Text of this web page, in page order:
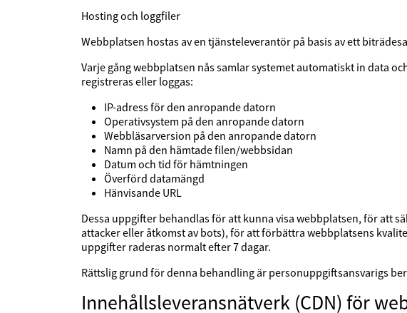
Hosting och loggfiler
Webbplatsen hostas av en tjänsteleverantör på basis av ett
Varje gång webbplatsen nås samlar systemet automatiskt in data
registreras eller loggas:
IP-adress för den anropande datorn
Operativsystem på den anropande datorn
Webbläsarversion på den anropande datorn
Namn på den hämtade filen/webbsidan
Datum och tid för hämtningen
Överförd datamängd
Hänvisande URL
Dessa uppgifter behandlas för att kunna visa webbplatsen, för att
attacker eller åtkomst av bots), för att förbättra webbplatsens
uppgifter raderas normalt efter 7 dagar.
Rättslig grund för denna behandling är personuppgiftsansvarigs
Innehållsleveransnätverk (CDN) för